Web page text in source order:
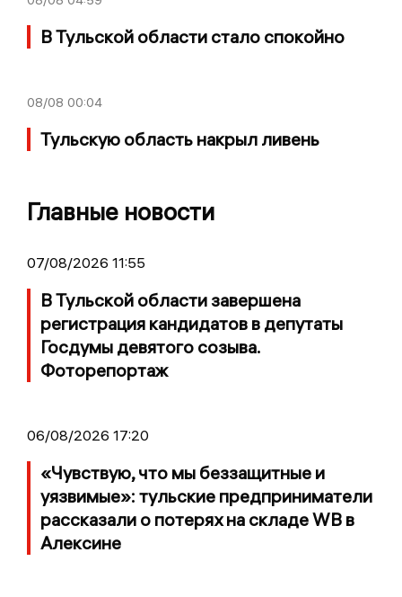
В Тульской области стало спокойно
08/08 00:04
Тульскую область накрыл ливень
Главные новости
07/08/2026 11:55
В Тульской области завершена
регистрация кандидатов в депутаты
Госдумы девятого созыва.
Фоторепортаж
06/08/2026 17:20
«Чувствую, что мы беззащитные и
уязвимые»: тульские предприниматели
рассказали о потерях на складе WB в
Алексине